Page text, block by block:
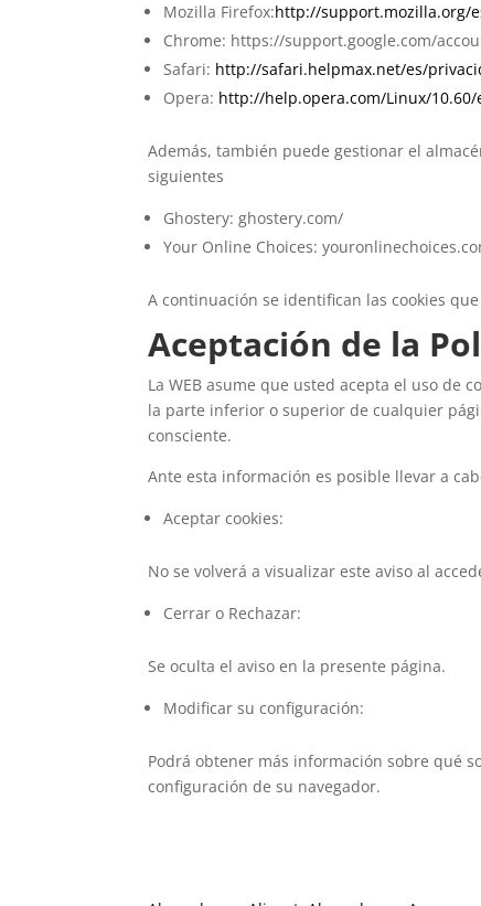
Mozilla Firefox:http://support.mozilla.org/
Chrome: https://support.google.com/
Safari: http://safari.helpmax.net/es/
Opera: http://help.opera.com/Linux/10.60/
Además, también puede gestionar el
siguientes
Ghostery: ghostery.com/
Your Online Choices:
A continuación se identifican las cookies
Aceptación de la
La WEB asume que usted acepta el uso de
la parte inferior o superior de cualquier
consciente.
Ante esta información es posible llevar a
Aceptar cookies:
No se volverá a visualizar este aviso al
Cerrar o Rechazar:
Se oculta el aviso en la presente página.
Modificar su configuración:
Podrá obtener más información sobre qué
configuración de su navegador.